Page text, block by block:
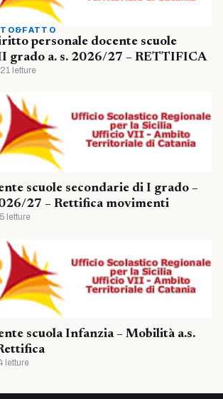
personale docente scuole
grado a. s. 2026/27 – RETTIFICA
letture
scuole secondarie di I grado –
27 – Rettifica movimenti
letture
scuola Infanzia – Mobilità a.s.
letture